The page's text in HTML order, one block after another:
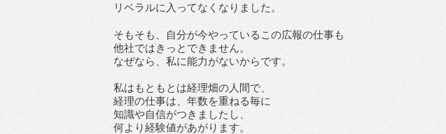
リベラルに入ってなくなりました。
そもそも、自分が今やっているこの広報の仕事も
他社ではきっとできません。
なぜなら、私に能力がないからです。
私はもともとは経理畑の人間で、
経理の仕事は、年数を重ねる毎に
知識や自信がつきましたし、
何より経験値があがります。